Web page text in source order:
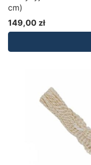
cm)
Cena
149,00 zł